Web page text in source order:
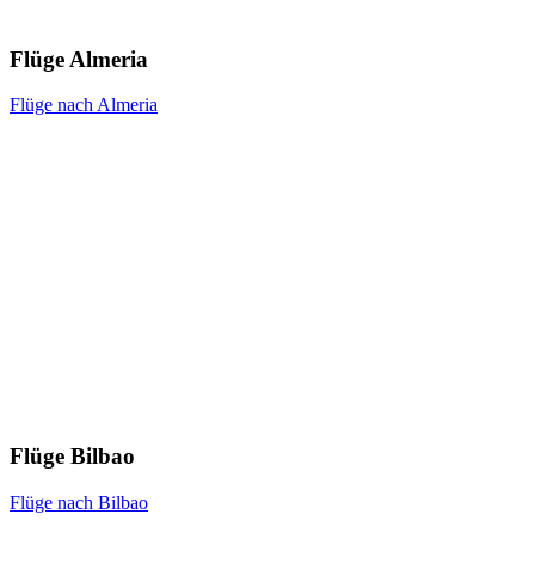
Flüge Almeria
Flüge nach Almeria
Flüge Bilbao
Flüge nach Bilbao